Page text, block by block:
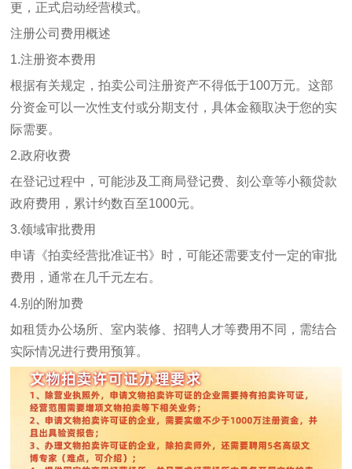
更，正式启动经营模式。
注册公司费用概述
1.注册资本费用
根据有关规定，拍卖公司注册资产不得低于100万元。这部
分资金可以一次性支付或分期支付，具体金额取决于您的实
际需要。
2.政府收费
在登记过程中，可能涉及工商局登记费、刻公章等小额贷款
政府费用，累计约数百至1000元。
3.领域审批费用
申请《拍卖经营批准证书》时，可能还需要支付一定的审批
费用，通常在几千元左右。
4.别的附加费
如租赁办公场所、室内装修、招聘人才等费用不同，需结合
实际情况进行费用预算。